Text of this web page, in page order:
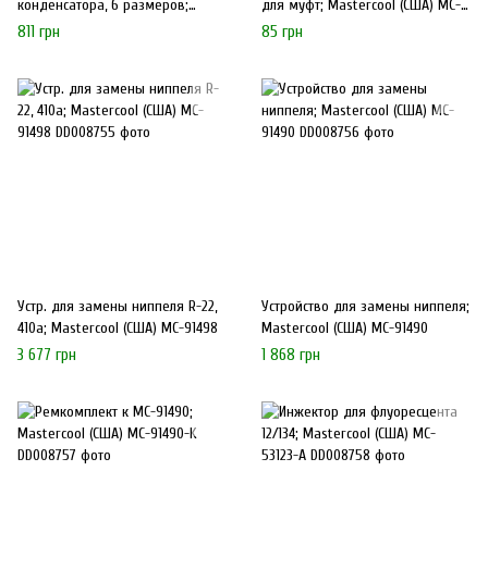
конденсатора, 6 размеров;
Mastercool (США) MC-90925
811 грн
для муфт; Mastercool (США) MC-
OR (82 series)
85 грн
Устр. для замены ниппеля R-22,
410a; Mastercool (США) MC-91498
3 677 грн
Устройство для замены ниппеля;
Mastercool (США) MC-91490
1 868 грн